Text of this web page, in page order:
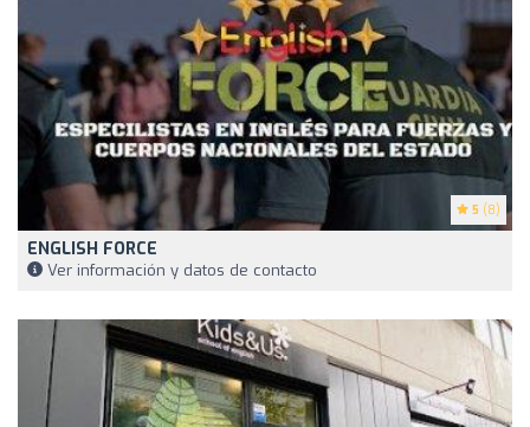
5 (8)
ENGLISH FORCE
Ver información y datos de contacto